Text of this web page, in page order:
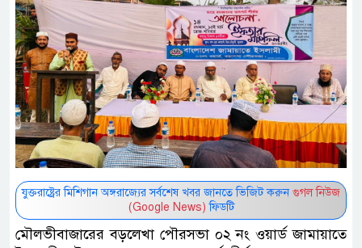
যুক্তরাষ্ট্রের মিশিগান অঙ্গরাজ্যের সর্বশেষ খবর জানতে ভিজিট করুন গুগল নিউজ
(Google News) ফিডটি
মৌলভীবাজারের বড়লেখা পৌরসভা ০২ নং ওয়ার্ড জামায়াতে